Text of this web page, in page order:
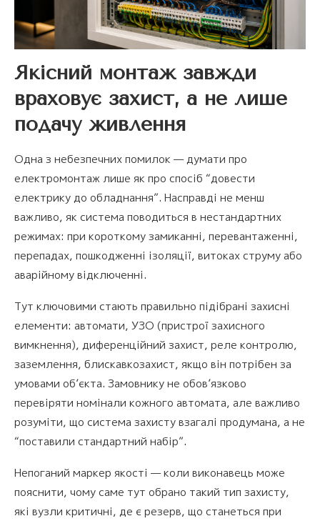
Якісний монтаж завжди
враховує захист, а не лише
подачу живлення
Одна з небезпечних помилок — думати про
електромонтаж лише як про спосіб “довести
електрику до обладнання”. Насправді не менш
важливо, як система поводиться в нестандартних
режимах: при короткому замиканні, перевантаженні,
перепадах, пошкодженні ізоляції, витоках струму або
аварійному відключенні.
Тут ключовими стають правильно підібрані захисні
елементи: автомати, УЗО (пристрої захисного
вимкнення), диференційний захист, реле контролю,
заземлення, блискавкозахист, якщо він потрібен за
умовами об’єкта. Замовнику не обов’язково
перевіряти номінали кожного автомата, але важливо
розуміти, що система захисту взагалі продумана, а не
“поставили стандартний набір”.
Непоганий маркер якості — коли виконавець може
пояснити, чому саме тут обрано такий тип захисту,
які вузли критичні, де є резерв, що станеться при